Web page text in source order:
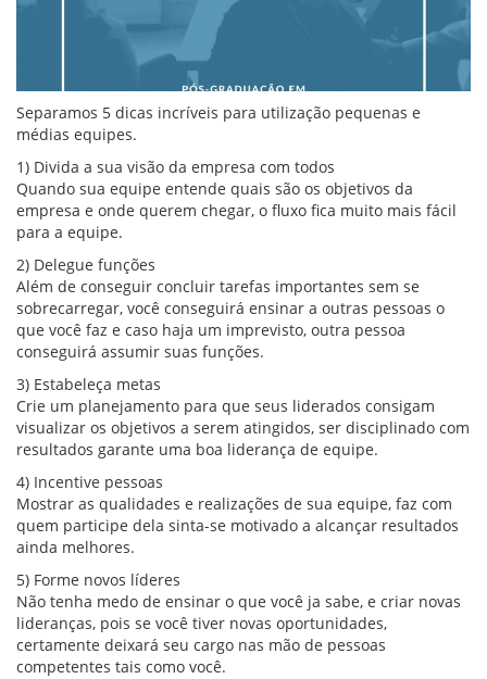
Separamos 5 dicas incríveis para utilização pequenas e
médias equipes.
1) Divida a sua visão da empresa com todos
Quando sua equipe entende quais são os objetivos da
empresa e onde querem chegar, o fluxo fica muito mais fácil
para a equipe.
2) Delegue funções
Além de conseguir concluir tarefas importantes sem se
sobrecarregar, você conseguirá ensinar a outras pessoas o
que você faz e caso haja um imprevisto, outra pessoa
conseguirá assumir suas funções.
3) Estabeleça metas
Crie um planejamento para que seus liderados consigam
visualizar os objetivos a serem atingidos, ser disciplinado com
resultados garante uma boa liderança de equipe.
4) Incentive pessoas
Mostrar as qualidades e realizações de sua equipe, faz com
quem participe dela sinta-se motivado a alcançar resultados
ainda melhores.
5) Forme novos líderes
Não tenha medo de ensinar o que você ja sabe, e criar novas
lideranças, pois se você tiver novas oportunidades,
certamente deixará seu cargo nas mão de pessoas
competentes tais como você.